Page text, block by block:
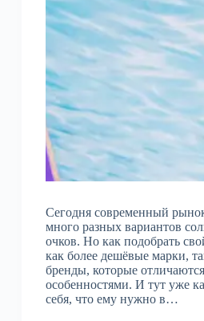
Сегодня современный
много разных вариантов
очков. Но как подобрать
как более дешёвые марки,
бренды, которые
особенностями. И тут уже
себя, что ему нужно в…